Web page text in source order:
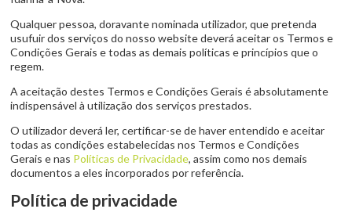
Qualquer pessoa, doravante nominada utilizador, que pretenda
usufuir dos serviços do nosso website deverá aceitar os Termos e
Condições Gerais e todas as demais políticas e princípios que o
regem.
A aceitação destes Termos e Condições Gerais é absolutamente
indispensável à utilização dos serviços prestados.
O utilizador deverá ler, certificar-se de haver entendido e aceitar
todas as condições estabelecidas nos Termos e Condições
Gerais e nas Políticas de Privacidade, assim como nos demais
documentos a eles incorporados por referência.
Política de privacidade